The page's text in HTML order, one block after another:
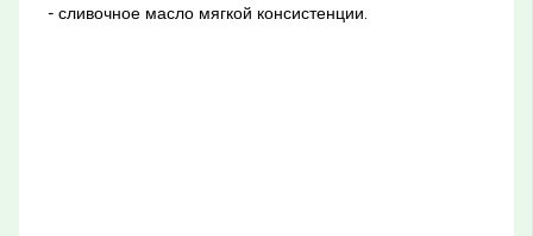
- сливочное масло мягкой консистенции.